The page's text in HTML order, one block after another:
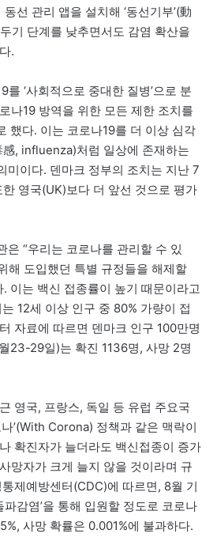
선 관리 앱을 설치해 ‘동선기부’(動
기 단계를 낮추면서도 감염 확산을
.
‘사회적으로 중대한 질병’으로 분
나19 방역을 위한 모든 제한 조치를
했다. 이는 코로나19를 더 이상 심각
, influenza)처럼 일상에 존재하는
미이다. 덴마크 정부의 조치는 지난 7
영국(UK)보다 더 앞선 것으로 평가
은 “우리는 코로나를 관리할 수 있
해 도입했던 특별 규정들을 해제할
이는 백신 접종률이 높기 때문이라고
12세 이상 인구 중 80% 가량이 접
자료에 따르면 덴마크 인구 100만명
23-29일)는 확진 1136명, 사망 2명
영국, 프랑스, 독일 등 유럽 주요국
’(With Corona) 정책과 같은 맥락이
확진자가 늘더라도 백신접종이 증가
망자가 크게 늘지 않을 것이라며 규
제예방센터(CDC)에 따르면, 8월 기
파감염’을 통해 입원할 정도로 코로나
사망 확률은 0.001%에 불과하다.